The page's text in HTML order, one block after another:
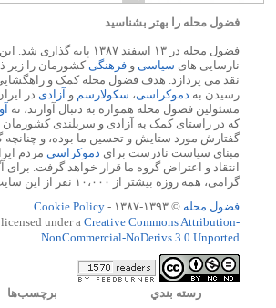
فضول محله را بهتر بشناسید
فضول محله در ۱۳ اسفند ۱۳۸۷
نارسایی های سیاسی و فرهنگیکشورمان را زیر
نقد می پردازد. هدف فضول محله کمک و
رسیدن به دموکراسی، سکولارسم و آزادی در
مسئولین فضول محله همواره به دنبال آوازند، نه
که در راستای کمک به آزادی و سربلندی
گفتارش مورد ستایش و تحسین ما بوده، و چنانچه
مبنای سیاست نادرست برای دموکراسی مردم
انتقاد و اعتراض گروه ما قرار خواهد گرفت. برای
گرامی، همه روزه بیشتر از ۱۰،۰۰۰ نفر از این سایت دیدن می کنند.
فضول محله © ۱۳۹۳-۱۳۸۷ -
Cookie Policy
under a Creative Commons Attribution-
NonCommercial-NoDerivs 3.0 Unported
رسته بندي برچسب‌ها